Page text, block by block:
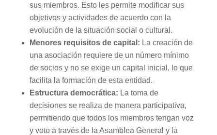
sus miembros. Esto les permite modificar sus
objetivos y actividades de acuerdo con la
evolución de la situación social o cultural.
Menores requisitos de capital: La creación de
una asociación requiere de un número mínimo
de socios y no se exige un capital inicial, lo que
facilita la formación de esta entidad.
Estructura democrática: La toma de
decisiones se realiza de manera participativa,
permitiendo que todos los miembros tengan voz
y voto a través de la Asamblea General y la